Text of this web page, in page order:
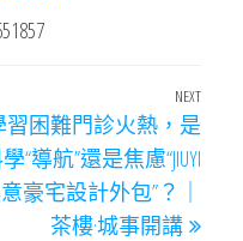
Next
Post
NEXT
習困難門診火熱，是
“導航”還是焦慮“JIUYI
豪宅設計外包”？｜
茶樓·城事開講